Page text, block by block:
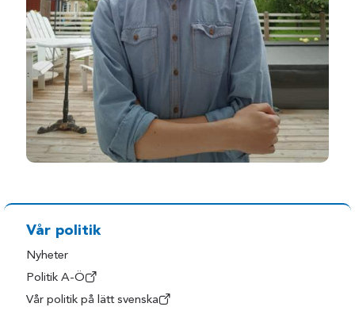
Vår politik
Nyheter
Politik A-Ö
Vår politik på lätt svenska